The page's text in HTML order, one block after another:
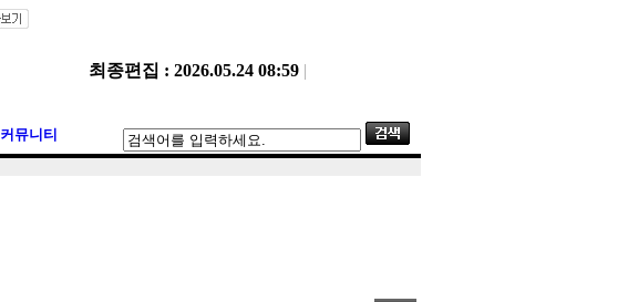
최종편집 : 2026.05.24 08:59 |
커뮤니티